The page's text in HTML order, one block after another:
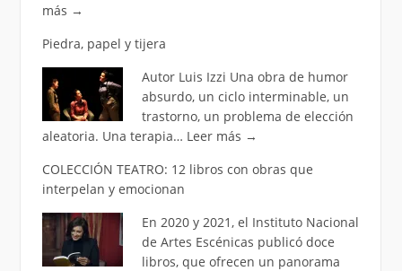
más →
Piedra, papel y tijera
Autor Luis Izzi Una obra de humor
absurdo, un ciclo interminable, un
trastorno, un problema de elección
aleatoria. Una terapia… Leer más →
COLECCIÓN TEATRO: 12 libros con obras que
interpelan y emocionan
En 2020 y 2021, el Instituto Nacional
de Artes Escénicas publicó doce
libros, que ofrecen un panorama